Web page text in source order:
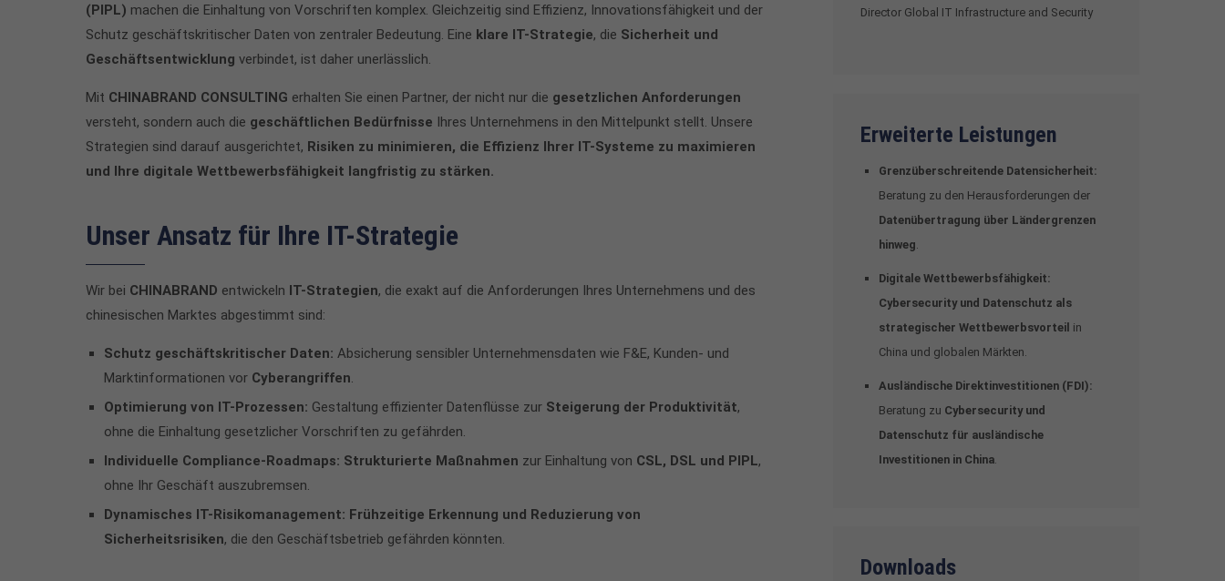
(PIPL) machen die Einhaltung von Vorschriften komplex. Gleichzeitig sind Effizienz, Innovationsfähigkeit und der
Schutz geschäftskritischer Daten von zentraler Bedeutung. Eine klare IT-Strategie, die Sicherheit und
Geschäftsentwicklung verbindet, ist daher unerlässlich.
Mit CHINABRAND CONSULTING erhalten Sie einen Partner, der nicht nur die gesetzlichen Anforderungen
versteht, sondern auch die geschäftlichen Bedürfnisse Ihres Unternehmens in den Mittelpunkt stellt. Unsere
Strategien sind darauf ausgerichtet, Risiken zu minimieren, die Effizienz Ihrer IT-Systeme zu maximieren
und Ihre digitale Wettbewerbsfähigkeit langfristig zu stärken.
Unser Ansatz für Ihre IT-Strategie
Wir bei CHINABRAND entwickeln IT-Strategien, die exakt auf die Anforderungen Ihres Unternehmens und des
chinesischen Marktes abgestimmt sind:
Schutz geschäftskritischer Daten: Absicherung sensibler Unternehmensdaten wie F&E, Kunden- und
Marktinformationen vor Cyberangriffen.
Optimierung von IT-Prozessen: Gestaltung effizienter Datenflüsse zur Steigerung der Produktivität,
ohne die Einhaltung gesetzlicher Vorschriften zu gefährden.
Individuelle Compliance-Roadmaps: Strukturierte Maßnahmen zur Einhaltung von CSL, DSL und PIPL,
ohne Ihr Geschäft auszubremsen.
Dynamisches IT-Risikomanagement: Frühzeitige Erkennung und Reduzierung von
Sicherheitsrisiken, die den Geschäftsbetrieb gefährden könnten.
Director Global IT Infrastructure and Security
Erweiterte Leistungen
Grenzüberschreitende Datensicherheit:
Beratung zu den Herausforderungen der
Datenübertragung über Ländergrenzen
hinweg.
Digitale Wettbewerbsfähigkeit:
Cybersecurity und Datenschutz als
strategischer Wettbewerbsvorteil in
China und globalen Märkten.
Ausländische Direktinvestitionen (FDI):
Beratung zu Cybersecurity und
Datenschutz für ausländische
Investitionen in China.
Downloads